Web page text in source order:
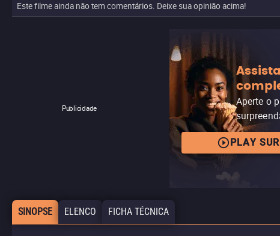
Este filme ainda não tem comentários. Deixe sua opinião acima!
Publicidade
Aperte o
PLAY
SINOPSE ELENCO FICHA TÉCNICA